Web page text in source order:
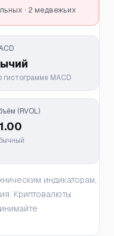
· 2 медвежьих
гистограмме MACD
(RVOL)
индикаторам,
Криптовалюты